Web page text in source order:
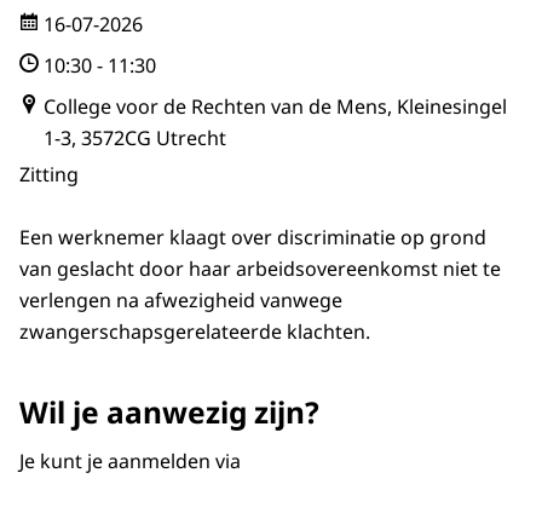
16-07-2026
10:30- 11:30
College voor de Rechten van de Mens, Kleinesingel
1-3, 3572CG Utrecht
Zitting
Een werknemer klaagt over discriminatie op grond
van geslacht door haar arbeidsovereenkomst niet te
verlengen na afwezigheid vanwege
zwangerschapsgerelateerde klachten.
Wil je aanwezig zijn?
Je kunt je aanmelden via